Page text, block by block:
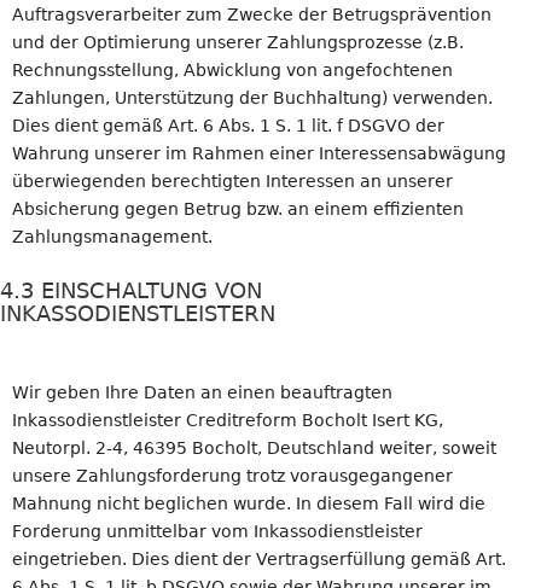
Auftragsverarbeiter zum Zwecke der Betrugsprävention
und der Optimierung unserer Zahlungsprozesse (z.B.
Rechnungsstellung, Abwicklung von angefochtenen
Zahlungen, Unterstützung der Buchhaltung) verwenden.
Dies dient gemäß Art. 6 Abs. 1 S. 1 lit. f DSGVO der
Wahrung unserer im Rahmen einer Interessensabwägung
überwiegenden berechtigten Interessen an unserer
Absicherung gegen Betrug bzw. an einem effizienten
Zahlungsmanagement.
4.3 EINSCHALTUNG VON
INKASSODIENSTLEISTERN
Wir geben Ihre Daten an einen beauftragten
Inkassodienstleister Creditreform Bocholt Isert KG,
Neutorpl. 2-4, 46395 Bocholt, Deutschland weiter, soweit
unsere Zahlungsforderung trotz vorausgegangener
Mahnung nicht beglichen wurde. In diesem Fall wird die
Forderung unmittelbar vom Inkassodienstleister
eingetrieben. Dies dient der Vertragserfüllung gemäß Art.